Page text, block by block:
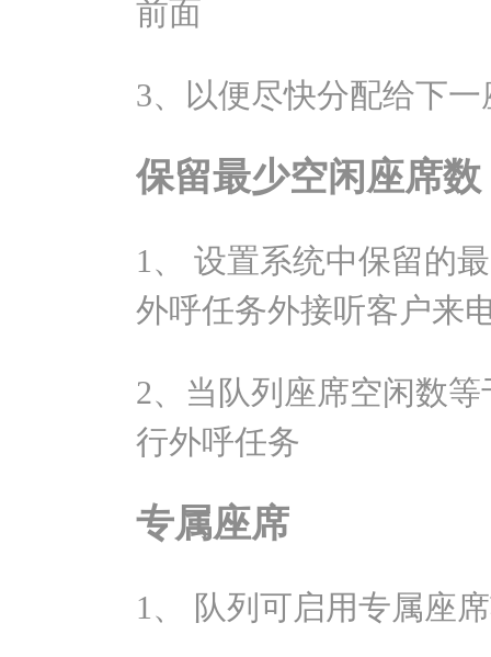
前面
3、以便尽快分配给下一
保留最少空闲座席数
1、 设置系统中保留的
外呼任务外接听客户来
2、当队列座席空闲数
行外呼任务
专属座席
1、 队列可启用专属座